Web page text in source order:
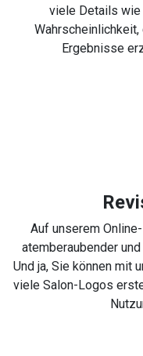
viele Details
Ergebnisse
Auf unserem
atemberaubender
Und ja, Sie können mit
viele Salon-Logos